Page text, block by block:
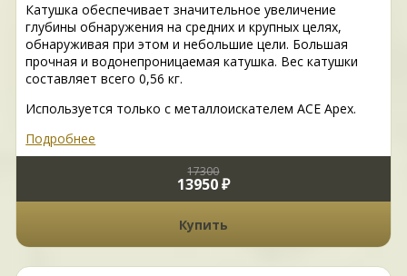
Катушка обеспечивает значительное увеличение
глубины обнаружения на средних и крупных целях,
обнаруживая при этом и небольшие цели. Большая
прочная и водонепроницаемая катушка. Вес катушки
составляет всего 0,56 кг.
Используется только с металлоискателем ACE Apex.
Подробнее
17300
13950 ₽
Купить